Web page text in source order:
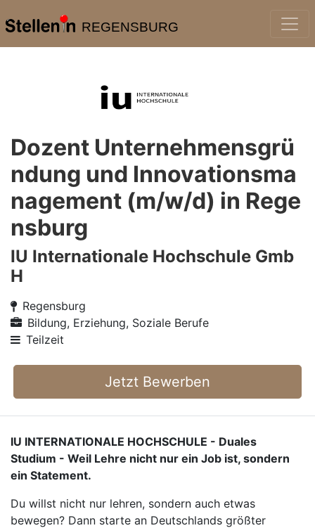
REGENSBURG
Dozent Unternehmensgrü
ndung und Innovationsma
nagement (m/w/d) in Rege
nsburg
IU Internationale Hochschule Gmb
H
Regensburg
Bildung, Erziehung, Soziale Berufe
Teilzeit
Jetzt Bewerben
IU INTERNATIONALE HOCHSCHULE - Duales
Studium - Weil Lehre nicht nur ein Job ist, sondern
ein Statement.
Du willst nicht nur lehren, sondern auch etwas
bewegen? Dann starte an Deutschlands größter